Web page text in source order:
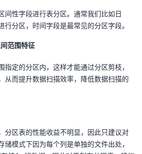
间性字段进行表分区。通常我们比如日
行分区，时间字段是最常见的分区字段。
范围特征
指定的分区内，这样才能通过分区剪枝，
从而提升数据扫描效率，降低数据扫描的
分区表的性能收益不明显，因此只建议对
储模式下因为每个列是单独的文件出处，